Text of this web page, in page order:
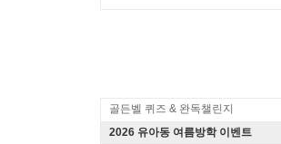
골든벨 퀴즈 & 완독챌린지
2026 유아동 여름방학 이벤트